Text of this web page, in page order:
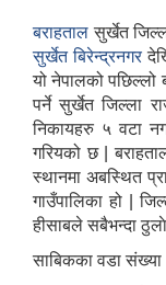
बराहताल सुर्खेत
सुर्खेत बिरेन्द्रनगर
यो नेपालको
पर्ने सुर्खेत जिल्ला
निकायहरु ५ वटा
गरियको छ |
स्थानमा अबस्थित
गाउँपालिका हो |
हीसाबले सबैभन्दा
साबिकका वडा